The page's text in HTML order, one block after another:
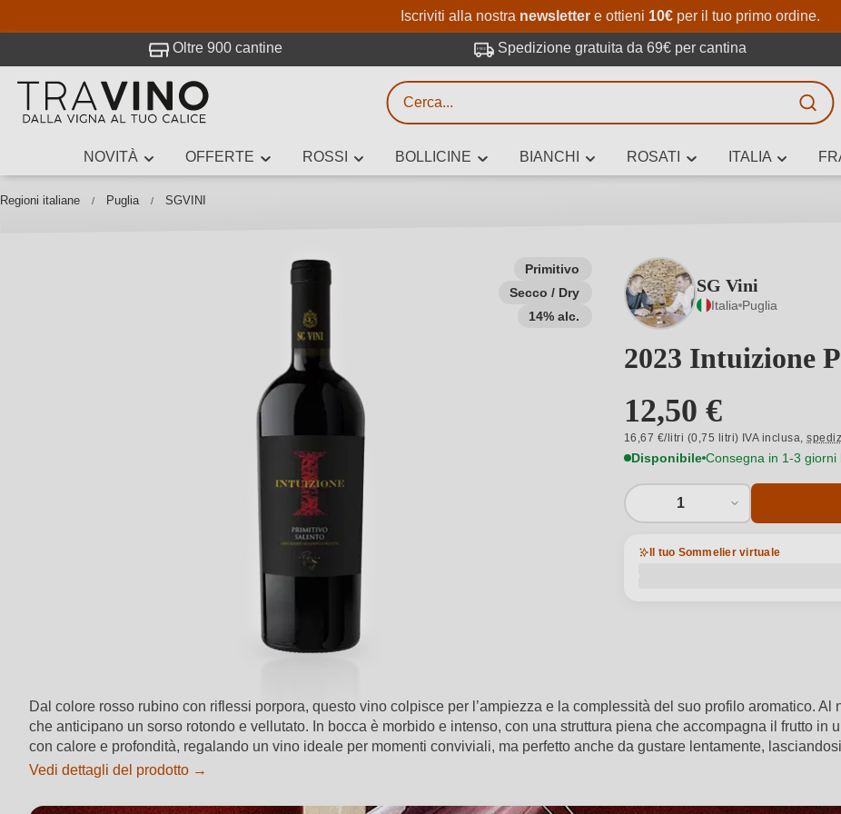
Passa al contenuto principale
Salta alla ricerca
Passa alla navigazione principale
Iscriviti alla nostra newsletter e ottieni 10€ per il tuo primo ordine.
Oltre 900 cantine Spedizione gratuita da 69€ per cantina
NOVITÀ OFFERTE ROSSI BOLLICINE BIANCHI ROSATI ITALIA
Regioni italiane Puglia SGVINI
Primitivo
Secco / Dry
14% alc.
SG Vini
Italia Puglia
2023 Intuizione
12,50 €
16,67 €/litri (0,75 litri) IVA inclusa,
Disponibile Consegna in 1-3 giorni
1
Il tuo Sommelier virtuale
Dal colore rosso rubino con riflessi porpora, questo vino colpisce per l’ampiezza e la complessità del suo profilo aromatico.
che anticipano un sorso rotondo e vellutato. In bocca è morbido e intenso, con una struttura piena che accompagna il frutto in
con calore e profondità, regalando un vino ideale per momenti conviviali, ma perfetto anche da gustare lentamente,
Vedi dettagli del prodotto →
Ricerca vini
Inserisci almeno 3 caratteri
Descrivi il vino stai cercando – per gusto, occasione, nome del vino, vitigno, regione,
altri criteri.
Travino.